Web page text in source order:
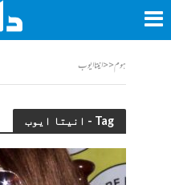
ہوم<<انیتا ایوب
Tag - انیتا ایوب